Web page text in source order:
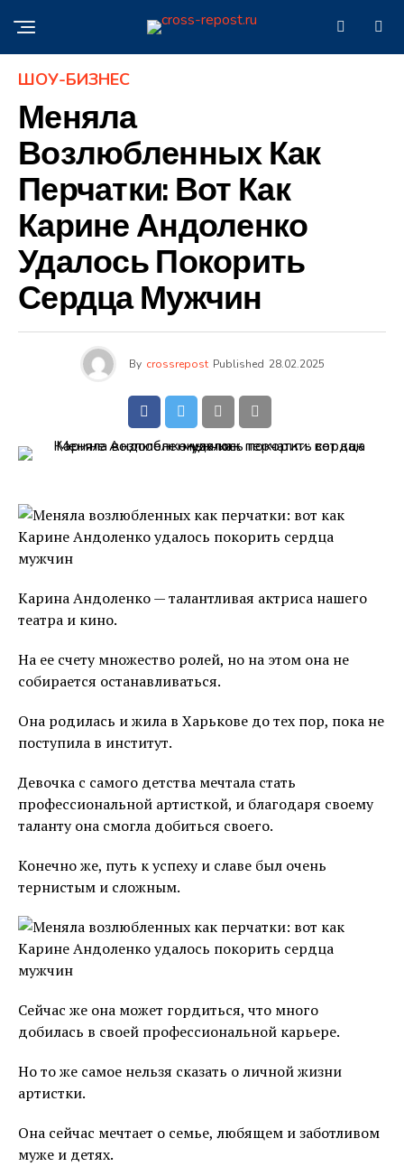
ШОУ-БИЗНЕС
Меняла
Возлюбленных Как
Перчатки: Вот Как
Карине Андоленко
Удалось Покорить
Сердца Мужчин
By crossrepost Published 28.02.2025
Карина Андоленко — талантливая актриса нашего
театра и кино.
На ее счету множество ролей, но на этом она не
собирается останавливаться.
Она родилась и жила в Харькове до тех пор, пока не
поступила в институт.
Девочка с самого детства мечтала стать
профессиональной артисткой, и благодаря своему
таланту она смогла добиться своего.
Конечно же, путь к успеху и славе был очень
тернистым и сложным.
Сейчас же она может гордиться, что много
добилась в своей профессиональной карьере.
Но то же самое нельзя сказать о личной жизни
артистки.
Она сейчас мечтает о семье, любящем и заботливом
муже и детях.